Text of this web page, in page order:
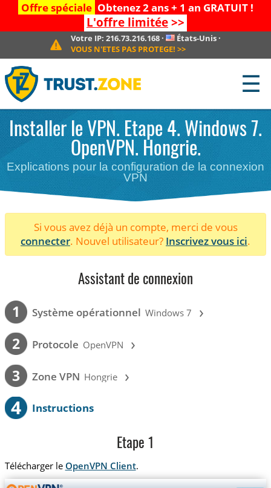
Offre spéciale Obtenez 2 ans + 1 an GRATUIT !
L'offre limitée>>
Votre IP: 216.73.216.168· États-Unis ·
VOUS N'ETES PAS PROTEGE! >>
☰
Installer le VPN. Etape 4. Windows 7.
OpenVPN. Hongrie.
Explications pour la configuration de la connexion
VPN
Si vous avez déjà un compte, merci de vous
connecter. Nouvel utilisateur? Inscrivez vous ici.
Assistant de connexion
1 Système opérationnel Windows 7 ›
2 Protocole OpenVPN ›
3 Zone VPN Hongrie ›
4 Instructions
Etape 1
Télécharger le OpenVPN Client.